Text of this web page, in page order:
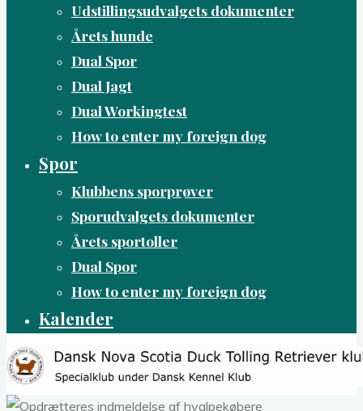
Udstillingsudvalgets dokumenter
Årets hunde
Dual Spor
Dual Jagt
Dual Workingtest
How to enter my foreign dog
Spor
Klubbens sporprøver
Sporudvalgets dokumenter
Årets sportoller
Dual Spor
How to enter my foreign dog
Kalender